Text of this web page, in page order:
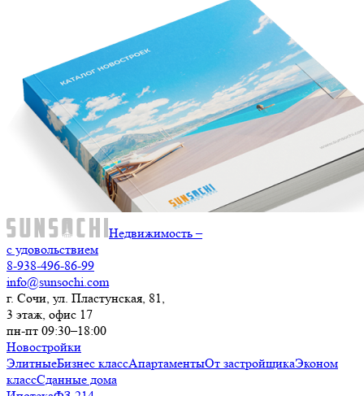
Недвижимость –
с удовольствием
8-938-496-86-99
info@sunsochi.com
г. Сочи, ул. Пластунская, 81,
3 этаж, офис 17
пн-пт 09:30–18:00
Новостройки
ЭлитныеБизнес классАпартаментыОт застройщикаЭконом
классСданные дома